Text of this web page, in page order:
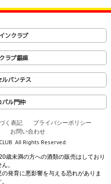
ンクラブ
ラブ銀座
ルバンテス
バル門仲
く表記
プライバシーポリシー
お問い合わせ
All Rights Reserved.
歳未満の方への酒類の販売はしており
。
発育に悪影響を与える恐れがありま